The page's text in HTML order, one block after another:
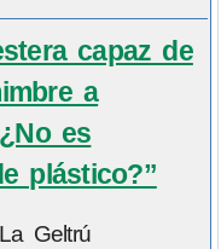
capaz de
a
es
plástico?”
Geltrú